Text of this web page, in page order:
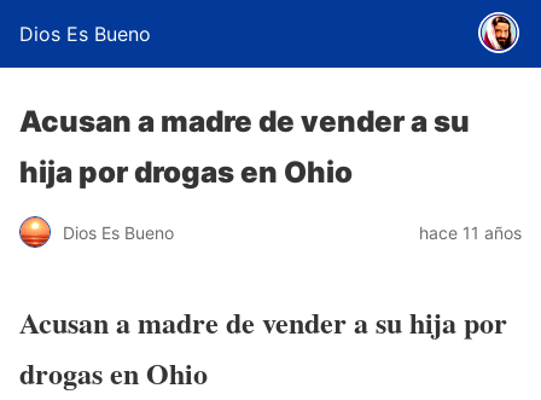
Dios Es Bueno
Acusan a madre de vender a su
hija por drogas en Ohio
Dios Es Bueno hace 11 años
Acusan a madre de vender a su hija por
drogas en Ohio